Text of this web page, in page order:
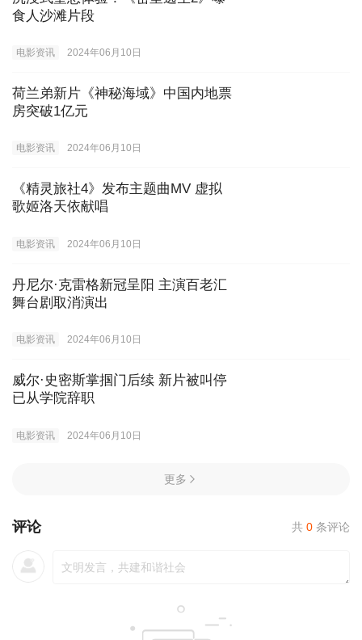
食人沙滩片段
电影资讯 2024年06月10日
荷兰弟新片《神秘海域》中国内地票
房突破1亿元
电影资讯 2024年06月10日
《精灵旅社4》发布主题曲MV 虚拟
歌姬洛天依献唱
电影资讯 2024年06月10日
丹尼尔·克雷格新冠呈阳 主演百老汇
舞台剧取消演出
电影资讯 2024年06月10日
威尔·史密斯掌掴门后续 新片被叫停
已从学院辞职
电影资讯 2024年06月10日
更多
评论 共 0 条评论